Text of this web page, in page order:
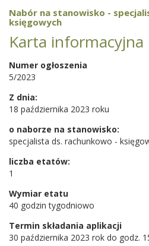
Nabór na stanowisko -
księgowych
Karta informacyjna
Numer ogłoszenia
5/2023
Z dnia:
18 października 2023 roku
o naborze na stanowisko:
specjalista ds. rachunkowo -
liczba etatów:
1
Wymiar etatu
40 godzin tygodniowo
Termin składania aplikacji
30 października 2023 rok do godz.